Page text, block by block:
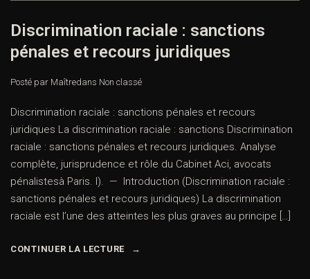
Discrimination raciale : sanctions
pénales et recours juridiques
Posté par Maîtredans Non classé
Discrimination raciale : sanctions pénales et recours
juridiques La discrimination raciale : sanctions Discrimination
raciale : sanctions pénales et recours juridiques. Analyse
complète, jurisprudence et rôle du Cabinet Aci, avocats
pénalistesà Paris. I). — Introduction (Discrimination raciale :
sanctions pénales et recours juridiques) La discrimination
raciale est l’une des atteintes les plus graves au principe […]
CONTINUER LA LECTURE